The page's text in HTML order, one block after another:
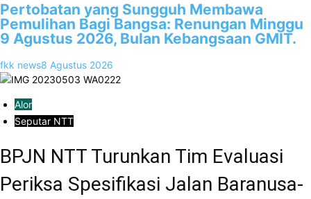
Pertobatan yang Sungguh Membawa
Pemulihan Bagi Bangsa: Renungan Minggu
9 Agustus 2026, Bulan Kebangsaan GMIT.
fkk news8 Agustus 2026
Alor
Seputar NTT
BPJN NTT Turunkan Tim Evaluasi
Periksa Spesifikasi Jalan Baranusa-